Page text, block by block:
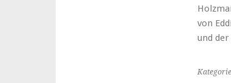
von
und